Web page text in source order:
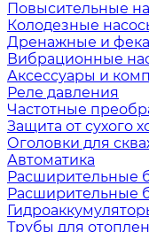
Повысительные
Колодезные
Дренажные и
Вибрационные
Аксессуары и
Реле давления
Частотные
Защита от сухого
Оголовки для
Автоматика
Расширительные
Расширительные
Трубы для